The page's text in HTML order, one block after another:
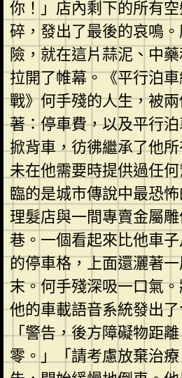
你！」店內剩下的所有
碎，發出了最後的哀鳴
險，就在這片蒜泥、中
拉開了帷幕。《平行泊
戰》何手殘的人生，被
著：停車費，以及平行
掀背車，彷彿繼承了他
未在他需要時提供過任
臨的是城市傳說中最恐
理髮店與一間專賣金屬
巷。一個看起來比他車
的停車格，上面還灑著
末。何手殘深吸一口氣
他的車載語音系統發出
「警告，後方障礙物距
零。」「請考慮放棄治